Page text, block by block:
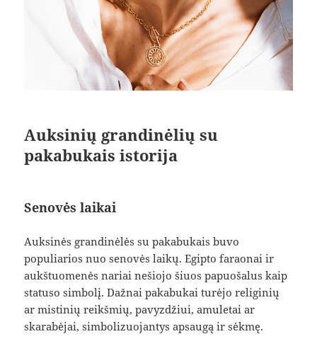
Auksinių grandinėlių su
pakabukais istorija
Senovės laikai
Auksinės grandinėlės su pakabukais buvo
populiarios nuo senovės laikų. Egipto faraonai ir
aukštuomenės nariai nešiojo šiuos papuošalus kaip
statuso simbolį. Dažnai pakabukai turėjo religinių
ar mistinių reikšmių, pavyzdžiui, amuletai ar
skarabėjai, simbolizuojantys apsaugą ir sėkmę.